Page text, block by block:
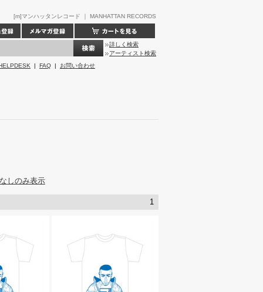
[m]マンハッタンレコード ｜ MANHATTAN RECORDS
詳しく検索
アーティスト検索
| FAQ | お問い合わせ
しのみ表示
1